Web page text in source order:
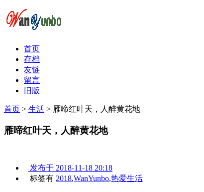
首页
存档
友链
留言
旧版
首页 > 生活 > 雁啼红叶天，人醉黄花地
雁啼红叶天，人醉黄花地
发布于 2018-11-18 20:18
标签有 2018,WanYunbo,热爱生活